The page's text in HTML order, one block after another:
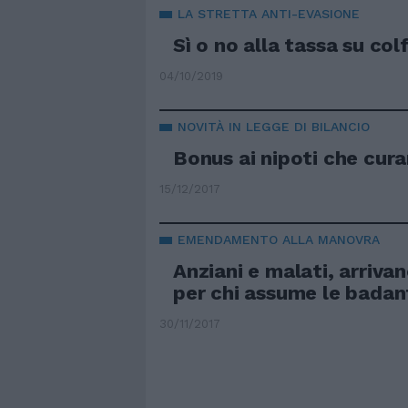
LA STRETTA ANTI-EVASIONE
Sì o no alla tassa su
04/10/2019
NOVITÀ IN LEGGE DI BILANCIO
Bonus ai nipoti che
15/12/2017
EMENDAMENTO ALLA MANOVRA
Anziani e malati,
per chi assume le
30/11/2017